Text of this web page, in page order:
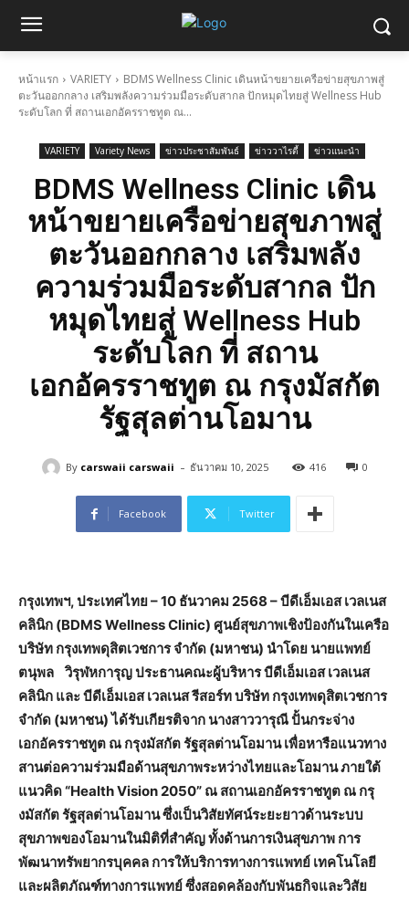
หน้าแรก VARIETY
BDMS Wellness Clinic เดินหน้าขยายเครือข่ายสุขภาพสู่
ตะวันออกกลาง เสริมพลังความร่วมมือระดับสากล ปักหมุดไทยสู่ Wellness Hub
ระดับโลก ที่ สถานเอกอัครราชทูต ณ...
VARIETY Variety News ข่าวประชาสัมพันธ์ ข่าววาไรตี้ ข่าวแนะนำ
BDMS Wellness Clinic เดิน
หน้าขยายเครือข่ายสุขภาพสู่
ตะวันออกกลาง เสริมพลัง
ความร่วมมือระดับสากล ปัก
หมุดไทยสู่ Wellness Hub
ระดับโลก ที่ สถาน
เอกอัครราชทูต ณ กรุงมัสกัต
รัฐสุลต่านโอมาน
By carswaii carswaii - ธันวาคม 10, 2025 416 0
Facebook Twitter
กรุงเทพฯ, ประเทศไทย – 10 ธันวาคม 2568 –บีดีเอ็มเอส เวลเนส
คลินิก (BDMS Wellness Clinic) ศูนย์สุขภาพเชิงป้องกันในเครือ
บริษัท กรุงเทพดุสิตเวชการ จำกัด (มหาชน) นำโดย นายแพทย์
ตนุพล วิรุฬหการุญ ประธานคณะผู้บริหาร บีดีเอ็มเอส เวลเนส
คลินิก และ บีดีเอ็มเอส เวลเนส รีสอร์ท บริษัท กรุงเทพดุสิตเวชการ
จำกัด (มหาชน) ได้รับเกียรติจาก นางสาววารุณี ปั้นกระจ่าง
เอกอัครราชทูต ณ กรุงมัสกัต รัฐสุลต่านโอมาน เพื่อหารือแนวทาง
สานต่อความร่วมมือด้านสุขภาพระหว่างไทยและโอมาน ภายใต้
แนวคิด “Health Vision 2050” ณ สถานเอกอัครราชทูต ณ กรุ
งมัสกัต รัฐสุลต่านโอมาน ซึ่งเป็นวิสัยทัศน์ระยะยาวด้านระบบ
สุขภาพของโอมานในมิติที่สำคัญ ทั้งด้านการเงินสุขภาพ การ
พัฒนาทรัพยากรบุคคล การให้บริการทางการแพทย์ เทคโนโลยี
และผลิตภัณฑ์ทางการแพทย์ ซึ่งสอดคล้องกับพันธกิจและวิสัย